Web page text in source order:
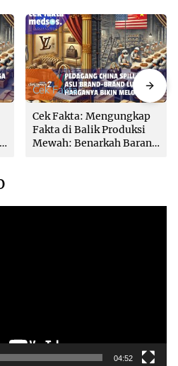
Cek Fakta
Cek Fakta: Mengungkap
Fakta di Balik Produksi
Mewah: Benarkah Barang
04:52